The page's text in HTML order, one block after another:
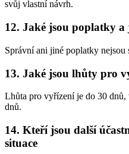
svůj vlastní návrh.
12. Jaké jsou poplatky
Správní ani jiné poplatky nejsou
13. Jaké jsou lhůty pro
Lhůta pro vyřízení je do 30
dnů.
14. Kteří jsou další
situace